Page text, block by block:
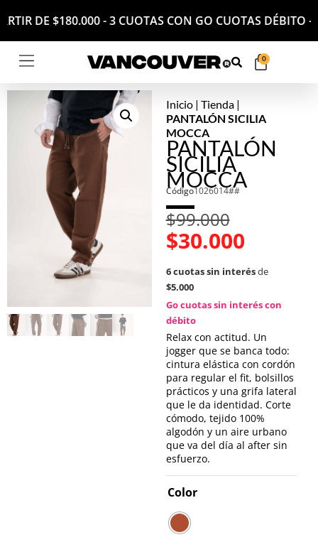
DE $180.000 - 3 CUOTAS CON GO CUOTAS DÉBITO
0
Inicio| Tienda|
PANTALÓN SICILIA
MOCCA
PANTALÓN
SICILIA
MOCCA
Código1026014##
$99.000
$30.000
6 cuotas sin interésde
$5.000
Go cuotas sin interés con
débito
Relax con actitud. Un
jogger que se banca todo:
cintura elástica con cordón
para regular el fit, bolsillos
prácticos y una grifa lateral
que le da identidad. Corte
cómodo, tejido 100%
algodón y un aire urbano
que va del día al after sin
esfuerzo.
Color